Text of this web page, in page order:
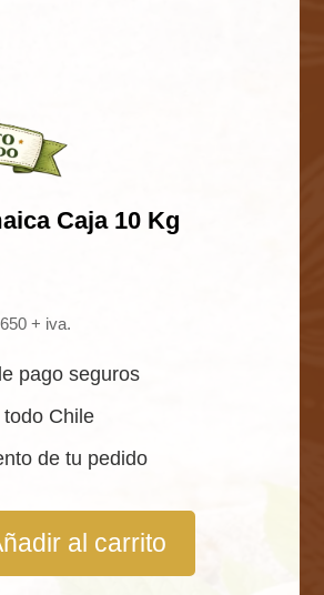
Caja 10 Kg
+ iva.
pago seguros
Chile
de tu pedido
al carrito